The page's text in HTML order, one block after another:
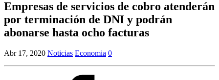
Empresas de servicios de cobro atenderán
por terminación de DNI y podrán
abonarse hasta ocho facturas
Abr 17, 2020 Noticias Economia 0